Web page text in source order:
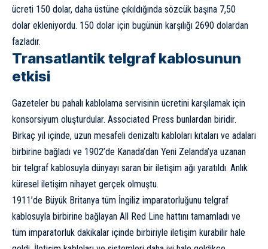
ücreti 150 dolar, daha üstüne çıkıldığında sözcük başına 7,50
dolar ekleniyordu. 150 dolar için bugünün karşılığı 2690 dolardan
fazladır.
Transatlantik telgraf kablosunun
etkisi
Gazeteler bu pahalı kablolama servisinin ücretini karşılamak için
konsorsiyum oluşturdular. Associated Press bunlardan biridir.
Birkaç yıl içinde, uzun mesafeli denizaltı kabloları kıtaları ve adaları
birbirine bağladı ve 1902’de Kanada’dan Yeni Zelanda’ya uzanan
bir telgraf kablosuyla dünyayı saran bir iletişim ağı yaratıldı. Anlık
küresel iletişim nihayet gerçek olmuştu.
1911’de Büyük Britanya tüm İngiliz imparatorluğunu telgraf
kablosuyla birbirine bağlayan All Red Line hattını tamamladı ve
tüm imparatorluk dakikalar içinde birbiriyle iletişim kurabilir hale